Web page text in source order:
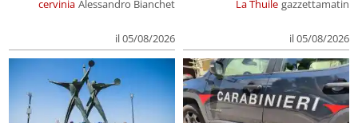
cervinia Alessandro Bianchet
il 05/08/2026
La Thuile gazzettamatin
il 05/08/2026